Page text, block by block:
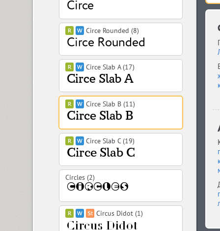
Circe Rounded (8)
Circe Slab A (17)
Circe Slab B (11)
Circe Slab C (19)
Circles (2)
Circus Didot (1)